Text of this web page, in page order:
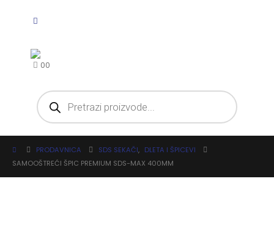
00
PRODAVNICA SDS SEKAČI, DLETA I ŠPICEVI
SAMOOŠTREĆI ŠPIC PREMIUM SDS-MAX 400MM